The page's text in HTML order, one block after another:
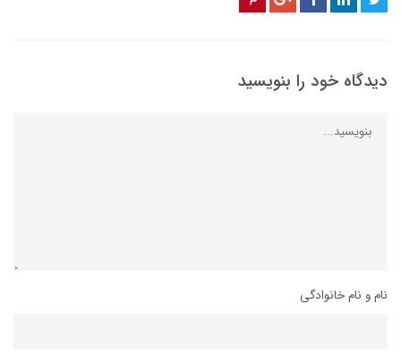
دیدگاه خود را بنویسید
نام و نام خانوادگی